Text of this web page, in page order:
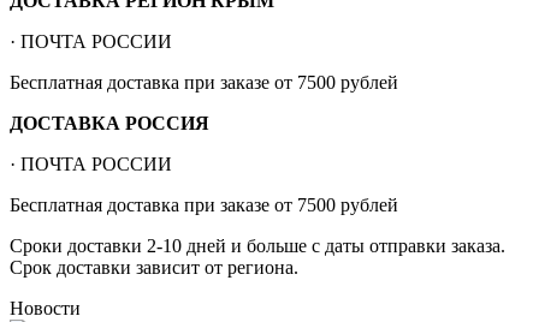
· ПОЧТА РОССИИ
Бесплатная доставка при заказе от 7500 рублей
ДОСТАВКА РОССИЯ
· ПОЧТА РОССИИ
Бесплатная доставка при заказе от 7500 рублей
Сроки доставки 2-10 дней и больше с даты отправки заказа.
Срок доставки зависит от региона.
Новости